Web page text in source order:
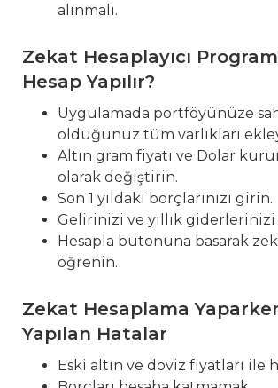
alınmalı.
Zekat Hesaplayıcı
Hesap Yapılır?
Uygulamada portföyünüze
olduğunuz tüm varlıkları
Altın gram fiyatı ve Dolar
olarak değiştirin.
Son 1 yıldaki borçlarınızı girin.
Gelirinizi ve yıllık
Hesapla butonuna basarak
öğrenin.
Zekat Hesaplama
Yapılan Hatalar
Eski altın ve döviz fiyatları ile